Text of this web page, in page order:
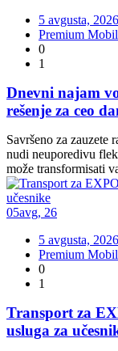
5 avgusta, 2026
Premium
0
1
Dnevni najam
rešenje za ceo
Savršeno za zauzete
nudi neuporedivu
može transformisati
05avg, 26
5 avgusta, 2026
Premium
0
1
Transport za
usluga za